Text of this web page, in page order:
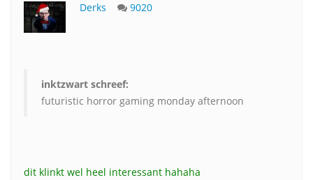
Derks 9020
inktzwart schreef:
futuristic horror gaming monday afternoon
dit klinkt wel heel interessant hahaha